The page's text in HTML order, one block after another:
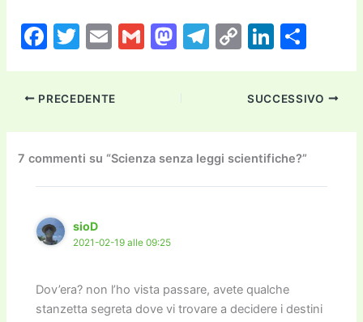
F
c
e
b
o
o
k
T
itt
er
E
ai
l
G
M
d
o
n
T
a
m
C
p
y
Li
n
k
Li
k
e
dI
n
n
di
vi
PRECEDENTE SUCCESSIVO
7 commenti su “Scienza senza leggi scientifiche?”
sioD
2021-02-19 alle 09:25
Dov’era? non l’ho vista passare, avete qualche
stanzetta segreta dove vi trovare a decidere i destini